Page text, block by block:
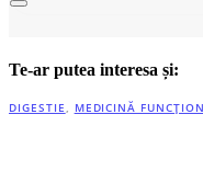
Te-ar putea interesa și:
DIGESTIE, MEDICINĂ